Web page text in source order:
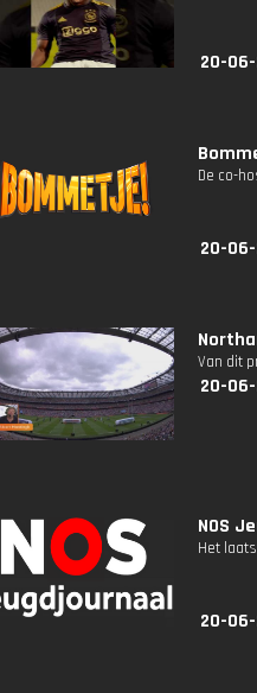
20-
De co-
20-
Van dit
20-
NOS
Het
20-